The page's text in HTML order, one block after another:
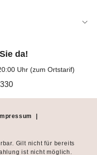
da!
Uhr (zum Ortstarif)
|
Gilt nicht für bereits
ist nicht möglich.